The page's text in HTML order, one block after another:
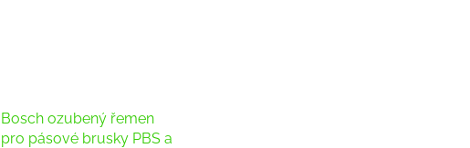
Bosch ozubený řemen
pro pásové brusky PBS a